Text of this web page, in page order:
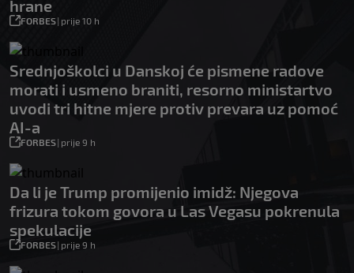
hrane
FORBES| prije 10 h
Srednjoškolci u Danskoj će pismene radove
morati i usmeno braniti, resorno ministartvo
uvodi tri hitne mjere protiv prevara uz pomoć
AI-a
FORBES| prije 9 h
Da li je Trump promijenio imidž: Njegova
frizura tokom govora u Las Vegasu pokrenula
spekulacije
FORBES| prije 9 h